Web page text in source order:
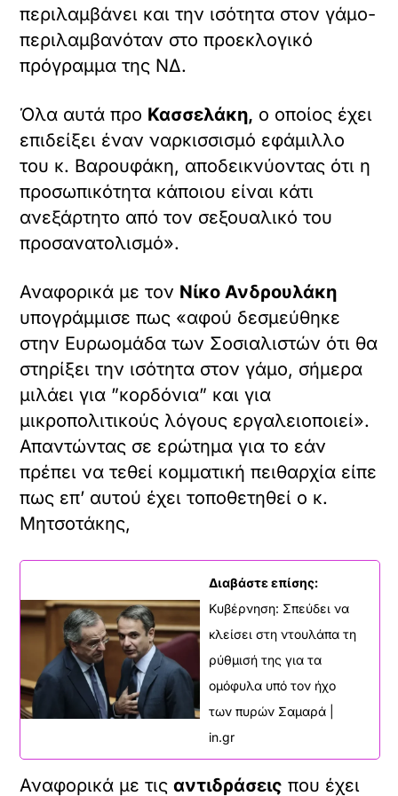
περιλαμβάνει και την ισότητα στον γάμο-
περιλαμβανόταν στο προεκλογικό
πρόγραμμα της ΝΔ.
Όλα αυτά προ Κασσελάκη, ο οποίος έχει
επιδείξει έναν ναρκισσισμό εφάμιλλο
του κ. Βαρουφάκη, αποδεικνύοντας ότι η
προσωπικότητα κάποιου είναι κάτι
ανεξάρτητο από τον σεξουαλικό του
προσανατολισμό».
Αναφορικά με τον Νίκο Ανδρουλάκη
υπογράμμισε πως «αφού δεσμεύθηκε
στην Ευρωομάδα των Σοσιαλιστών ότι θα
στηρίξει την ισότητα στον γάμο, σήμερα
μιλάει για ”κορδόνια” και για
μικροπολιτικούς λόγους εργαλειοποιεί».
Απαντώντας σε ερώτημα για το εάν
πρέπει να τεθεί κομματική πειθαρχία είπε
πως επ’ αυτού έχει τοποθετηθεί ο κ.
Μητσοτάκης,
Διαβάστε επίσης:
Κυβέρνηση: Σπεύδει να
κλείσει στη ντουλάπα τη
ρύθμισή της για τα
ομόφυλα υπό τον ήχο
των πυρών Σαμαρά |
in.gr
Αναφορικά με τιςαντιδράσεις που έχει